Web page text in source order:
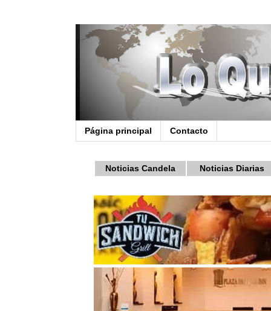
Página principal Contacto
Noticias Candela Noticias Diarias